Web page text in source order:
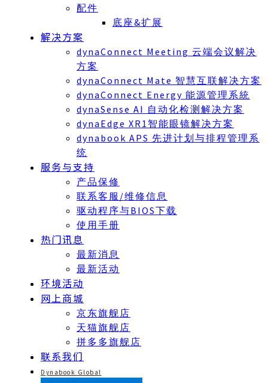
配件
底座&扩展
解决方案
dynaConnect Meeting 云端会议解决
方案
dynaConnect Mate 智慧互联解决方案
dynaConnect Energy 能源管理系統
dynaSense AI 自动化检测解决方案
dynaEdge XR1智能眼镜解决方案
dynabook APS 先进计划与排程管理系
统
服务与支持
产品保修
联系客服/维修信息
驱动程序与BIOS下载
使用手册
热门讯息
最新消息
最新活动
环境活动
网上商城
京东旗舰店
天猫旗舰店
拼多多旗舰店
联系我们
Dynabook Global